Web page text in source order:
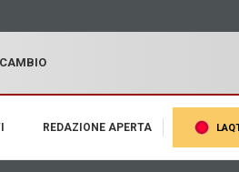
REDAZIONE APERTA